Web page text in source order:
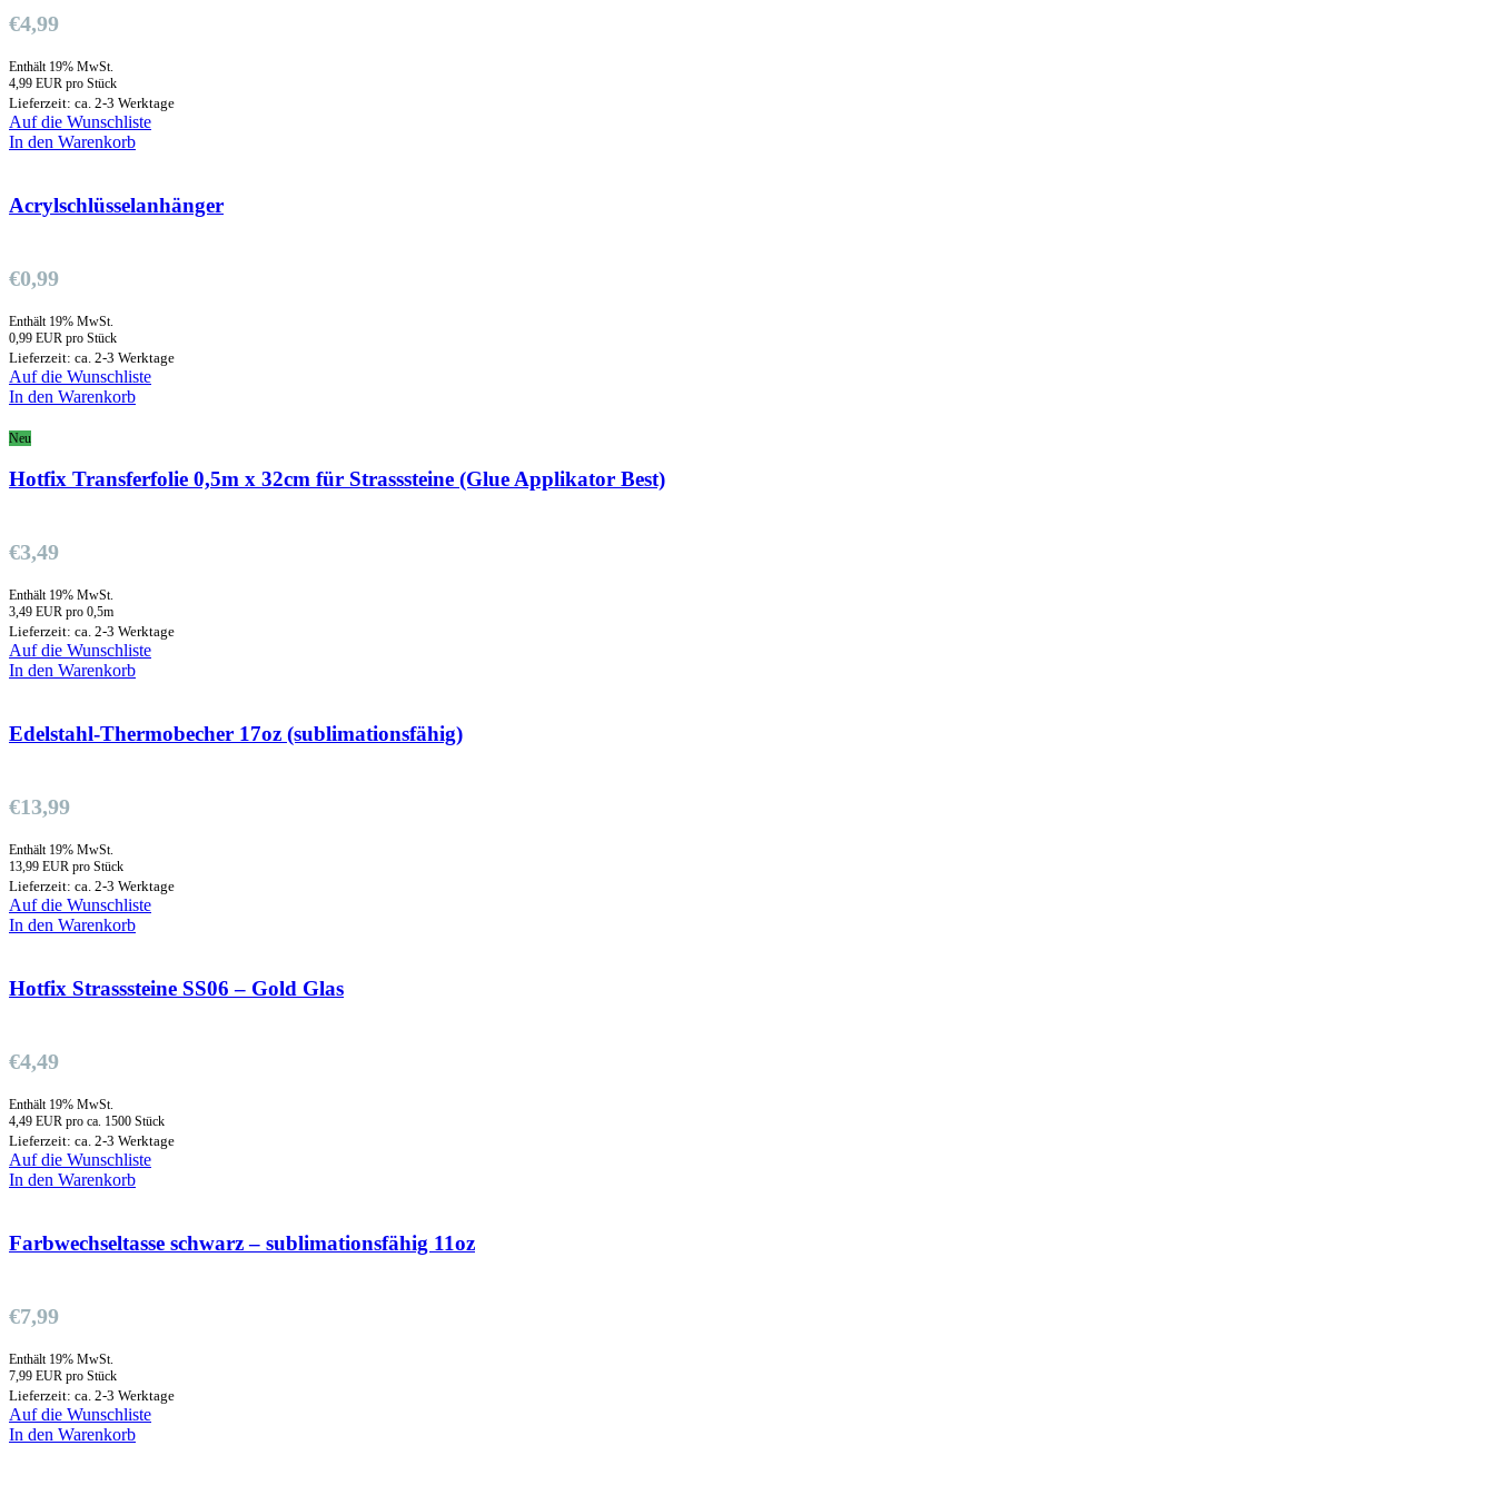
€4,99
Enthält 19% MwSt.
4,99 EUR pro Stück
Lieferzeit: ca. 2-3 Werktage
Auf die Wunschliste
In den Warenkorb
Acrylschlüsselanhänger
€0,99
Enthält 19% MwSt.
0,99 EUR pro Stück
Lieferzeit: ca. 2-3 Werktage
Auf die Wunschliste
In den Warenkorb
Neu
Hotfix Transferfolie 0,5m x 32cm für Strasssteine (Glue Applikator Best)
€3,49
Enthält 19% MwSt.
3,49 EUR pro 0,5m
Lieferzeit: ca. 2-3 Werktage
Auf die Wunschliste
In den Warenkorb
Edelstahl-Thermobecher 17oz (sublimationsfähig)
€13,99
Enthält 19% MwSt.
13,99 EUR pro Stück
Lieferzeit: ca. 2-3 Werktage
Auf die Wunschliste
In den Warenkorb
Hotfix Strasssteine SS06 – Gold Glas
€4,49
Enthält 19% MwSt.
4,49 EUR pro ca. 1500 Stück
Lieferzeit: ca. 2-3 Werktage
Auf die Wunschliste
In den Warenkorb
Farbwechseltasse schwarz – sublimationsfähig 11oz
€7,99
Enthält 19% MwSt.
7,99 EUR pro Stück
Lieferzeit: ca. 2-3 Werktage
Auf die Wunschliste
In den Warenkorb